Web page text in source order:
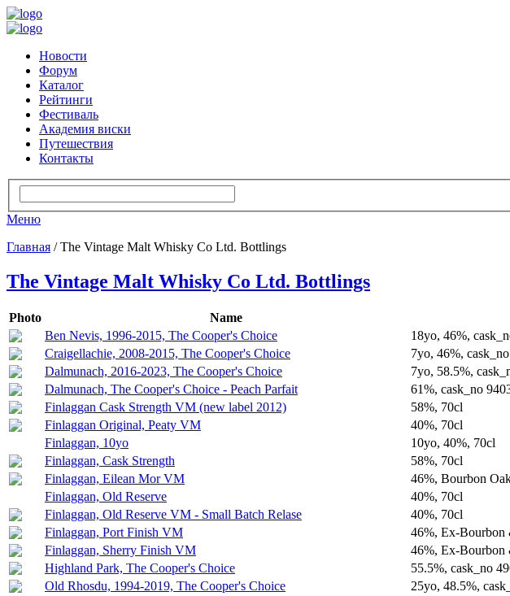
Новости
Форум
Каталог
Рейтинги
Фестиваль
Академия виски
Путешествия
Контакты
Меню
Главная / The Vintage Malt Whisky Co Ltd. Bottlings
The Vintage Malt Whisky Co Ltd. Bottlings
Photo Name
Ben Nevis, 1996-2015, The Cooper's Choice
18yo, 46%,
Craigellachie, 2008-2015, The Cooper's Choice
7yo, 46%,
Dalmunach, 2016-2023, The Cooper's Choice
7yo, 58.5%,
Dalmunach, The Cooper's Choice - Peach Parfait
61%, cask_no
Finlaggan Cask Strength VM (new label 2012)
58%, 70cl
Finlaggan Original, Peaty VM
40%, 70cl
Finlaggan, 10yo
10yo, 40%, 70cl
Finlaggan, Cask Strength
58%, 70cl
Finlaggan, Eilean Mor VM
46%, Bourbon
Finlaggan, Old Reserve
40%, 70cl
Finlaggan, Old Reserve VM - Small Batch Relase
40%, 70cl
Finlaggan, Port Finish VM
46%, Ex-Bourbon
Finlaggan, Sherry Finish VM
46%, Ex-Bourbon
Highland Park, The Cooper's Choice
55.5%, cask_no
Old Rhosdu, 1994-2019, The Cooper's Choice
25yo, 48.5%,